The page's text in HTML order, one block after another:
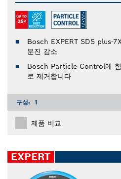
Bosch EXPERT SDS plus-
분진 감소
Bosch Particle Control에 힘
로 제거합니다
구성: 1
제품 비교
EXPERT